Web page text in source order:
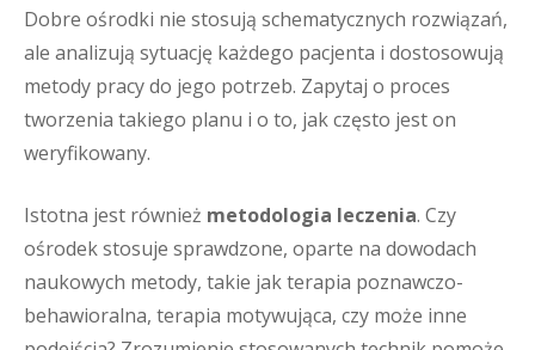
Dobre ośrodki nie stosują schematycznych rozwiązań,
ale analizują sytuację każdego pacjenta i dostosowują
metody pracy do jego potrzeb. Zapytaj o proces
tworzenia takiego planu i o to, jak często jest on
weryfikowany.
Istotna jest również metodologia leczenia. Czy
ośrodek stosuje sprawdzone, oparte na dowodach
naukowych metody, takie jak terapia poznawczo-
behawioralna, terapia motywująca, czy może inne